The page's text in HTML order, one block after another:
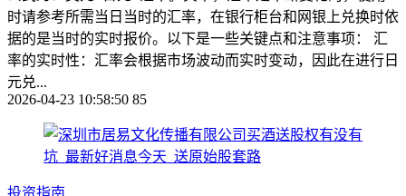
时请参考所需当日当时的汇率，在银行柜台和网银上兑换时依
据的是当时的实时报价。以下是一些关键点和注意事项： 汇
率的实时性：汇率会根据市场波动而实时变动，因此在进行日
元兑...
2026-04-23 10:58:50 85
投资指南